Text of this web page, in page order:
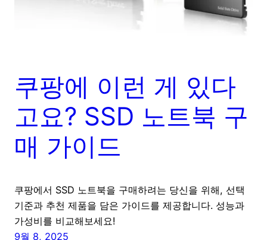
쿠팡에 이런 게 있다
고요? SSD 노트북 구
매 가이드
쿠팡에서 SSD 노트북을 구매하려는 당신을 위해, 선택
기준과 추천 제품을 담은 가이드를 제공합니다. 성능과
가성비를 비교해보세요!
9월 8, 2025